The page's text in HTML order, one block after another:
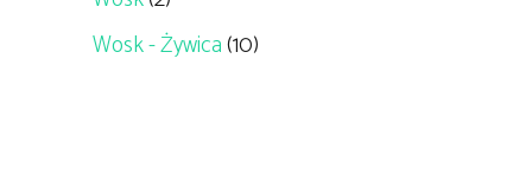
Wosk - Żywica(10)